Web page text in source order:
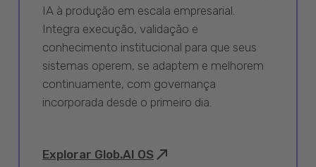
IA à produção em escala empresarial.
Integra execução, validação e
conhecimento institucional para que seus
sistemas operem, se adaptem e melhorem
continuamente, com governança
incorporada desde o primeiro dia.
Explorar Glob.AI OS